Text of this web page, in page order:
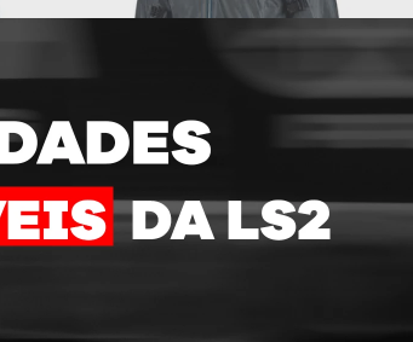
JAQUETA LS2 RIVA CINZA/AMARELO